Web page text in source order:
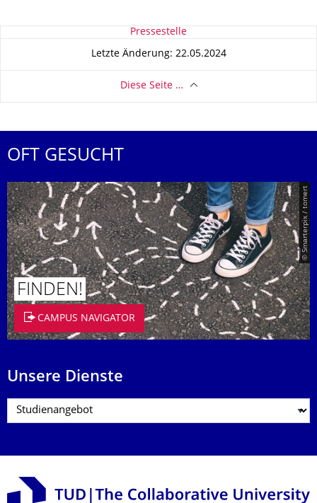
Zu dieser Seite Pressestelle
Letzte Änderung: 22.05.2024
Diese Seite …
OFT GESUCHT
© Smarterpix / tomert
FINDEN!
CAMPUS NAVIGATOR
Unsere Dienste